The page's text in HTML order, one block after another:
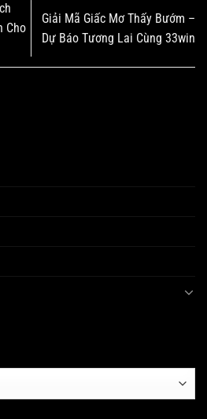
Cho
Giải Mã Giấc Mơ Thấy Bướm –
Dự Báo Tương Lai Cùng 33win
33WIN Về Tính Đột Phá Cá Cược 86BET